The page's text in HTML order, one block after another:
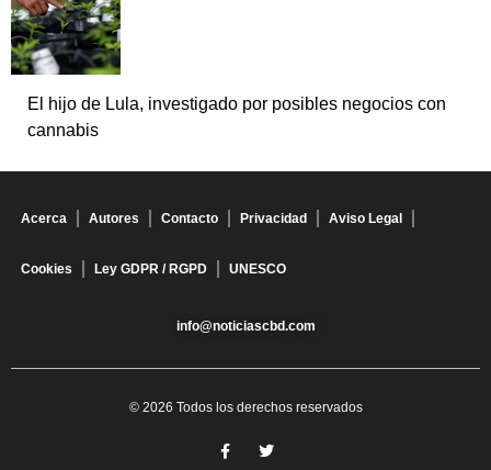
El hijo de Lula, investigado por posibles negocios con
cannabis
Acerca Autores Contacto Privacidad Aviso Legal
Cookies Ley GDPR / RGPD UNESCO
info@noticiascbd.com
© 2026 Todos los derechos reservados